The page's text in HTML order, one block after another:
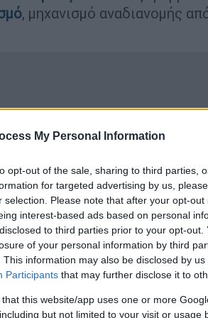
My Personal Information
opt-out of the sale, sharing to third parties,
for targeted advertising by us,
selection. Please note that after your opt-
interest-based ads based on personal
to third parties prior to your opt-
of your personal information by third
This information may also be disclosed by
Participants that may further disclose it to
that this website/app uses one or more
but not limited to your visit or usage
, μηχανισμό αναδιανομής
κοινωνία δύο
στις πολιτικές που
. Ο Γενικός Γραμματέας
αλλά και στο περιστατικό
. «Πάρτε σήμερα μέτρα
επίδομα ανεργίας»,